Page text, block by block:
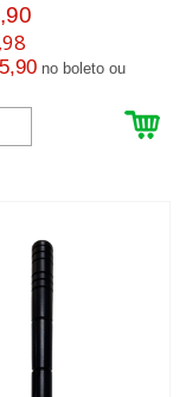
no boleto ou